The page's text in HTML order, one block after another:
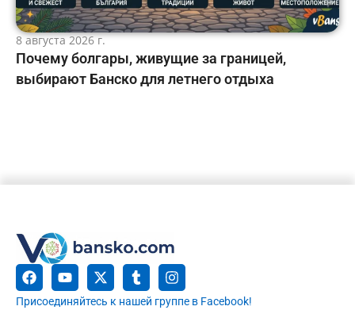
8 августа 2026 г.
Почему болгары, живущие за границей,
выбирают Банско для летнего отдыха
Присоединяйтесь к нашей группе в Facebook!